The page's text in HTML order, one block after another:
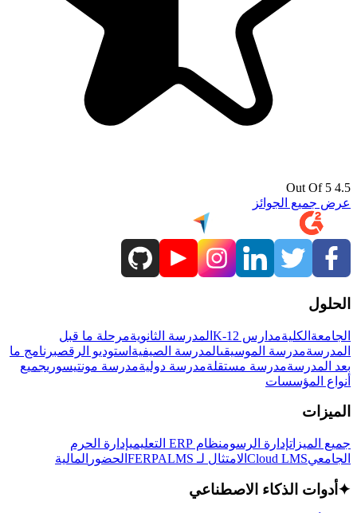
4.5 Out Of 5
عرض جميع الجوائز
الحلول
الجامعة الكليةمدارس K-12 المدرسة الثانويةمرحلة ما قبل
المدرسةمدرسة الموسيقىالمدرسة الصيفية استوديو الرقصبرنامج ما
بعد المدرسةمدرسة مستقلةمدرسة دوليةمدرسة مونتيسوريجميع
أنواع المؤسسات
الميزات
جميع الميزاتإدارة الرسومنظام ERP التعليمي
إدارة الحرم
الجامعيCloud LMS الامتثال لـ FERPA LMS الحضور المالية
✦ أدوات الذكاء الاصطناعي